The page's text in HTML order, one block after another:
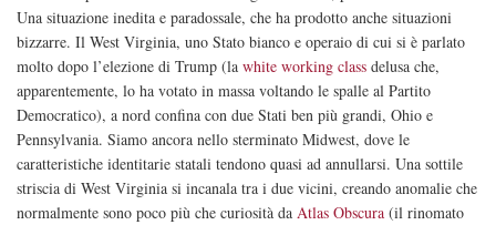
Una situazione inedita e paradossale, che ha prodotto anche situazioni
bizzarre. Il West Virginia, uno Stato bianco e operaio di cui si è parlato
molto dopo l’elezione di Trump (la white working class delusa che,
apparentemente, lo ha votato in massa voltando le spalle al Partito
Democratico), a nord confina con due Stati ben più grandi, Ohio e
Pennsylvania. Siamo ancora nello sterminato Midwest, dove le
caratteristiche identitarie statali tendono quasi ad annullarsi. Una sottile
striscia di West Virginia si incanala tra i due vicini, creando anomalie che
normalmente sono poco più che curiosità da Atlas Obscura (il rinomato